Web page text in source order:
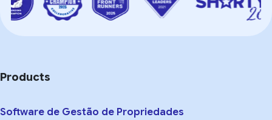
Products
Software de Gestão de Propriedades